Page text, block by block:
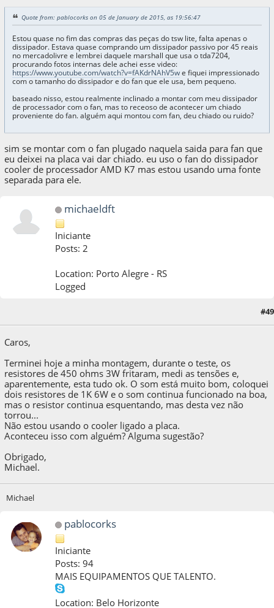
Quote from: pablocorks on 05 de January de 2015, as 19:56:47
Estou quase no fim das compras das peças do tsw lite, falta apenas o
dissipador. Estava quase comprando um dissipador passivo por 45 reais
no mercadolivre e lembrei daquele marshall que usa o tda7204,
procurando fotos internas dele achei esse video:
https://www.youtube.com/watch?v=fAKdrNAhV5we fiquei impressionado
com o tamanho do dissipador e do fan que ele usa, bem pequeno.
baseado nisso, estou realmente inclinado a montar com meu dissipador
de processador com o fan, mas to receoso de acontecer um chiado
proveniente do fan. alguém aqui montou com fan, deu chiado ou ruido?
sim se montar com o fan plugado naquela saida para fan que
eu deixei na placa vai dar chiado. eu uso o fan do dissipador
cooler de processador AMD K7 mas estou usando uma fonte
separada para ele.
michaeldft
Iniciante
Posts: 2
Location: Porto Alegre - RS
Logged
#49
Caros,
Terminei hoje a minha montagem, durante o teste, os
resistores de 450 ohms 3W fritaram, medi as tensões e,
aparentemente, esta tudo ok. O som está muito bom, coloquei
dois resistores de 1K 6W e o som continua funcionado na boa,
mas o resistor continua esquentando, mas desta vez não
torrou...
Não estou usando o cooler ligado a placa.
Aconteceu isso com alguém? Alguma sugestão?
Obrigado,
Michael.
Michael
pablocorks
Iniciante
Posts: 94
MAIS EQUIPAMENTOS QUE TALENTO.
Location: Belo Horizonte